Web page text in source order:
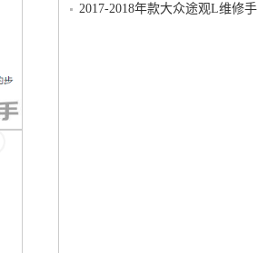
电路图线路图接线图资料下载
2017-2018年款大众途观L维修手